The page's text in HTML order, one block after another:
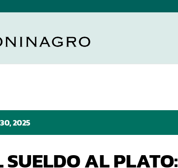
2025
SUELDO AL PLATO: